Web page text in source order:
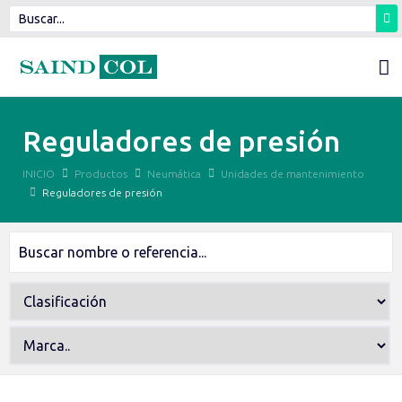
Reguladores de presión
INICIO Productos Neumática
Unidades de mantenimiento
Reguladores de presión